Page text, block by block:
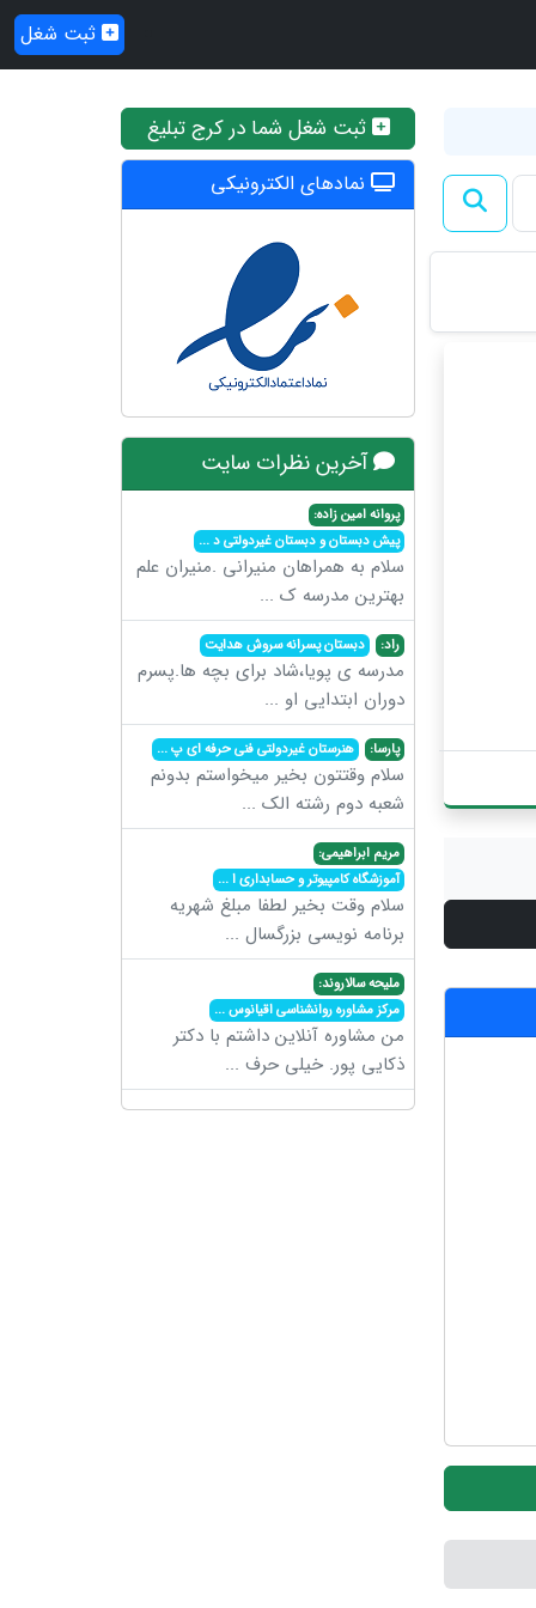
ثبت شغل
ثبت شغل شما در کرج تبلیغ
نمادهای الکترونیکی
آخرین نظرات سایت
پروانه امین زاده:
پیش دبستان و دبستان غیردولتی د...
سلام به همراهان منیرانی .منیران علم
بهترین مدرسه ک ...
راد: دبستان پسرانه سروش هدایت
مدرسه ی پویا،شاد برای بچه ها.پسرم
دوران ابتدایی او ...
پارسا: هنرستان غیردولتی فنی حرفه ای پ...
سلام وقتتون بخیر میخواستم بدونم
شعبه دوم رشته الک ...
مریم ابراهیمی:
آموزشگاه کامپیوتر و حسابداری ا...
سلام وقت بخیر لطفا مبلغ شهریه
برنامه نویسی بزرگسال ...
ملیحه سالاروند:
مرکز مشاوره روانشناسی اقیانوس...
من مشاوره آنلاین داشتم با دکتر
ذکایی پور. خیلی حرف ...